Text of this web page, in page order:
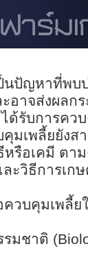
นปัญหาที่พบ
อาจส่งผลก
ด้รับการคว
มเพลี้ยยังส
รือเคมี ตา
ะวิธีการเก
ควบคุมเพลี้
มชาติ